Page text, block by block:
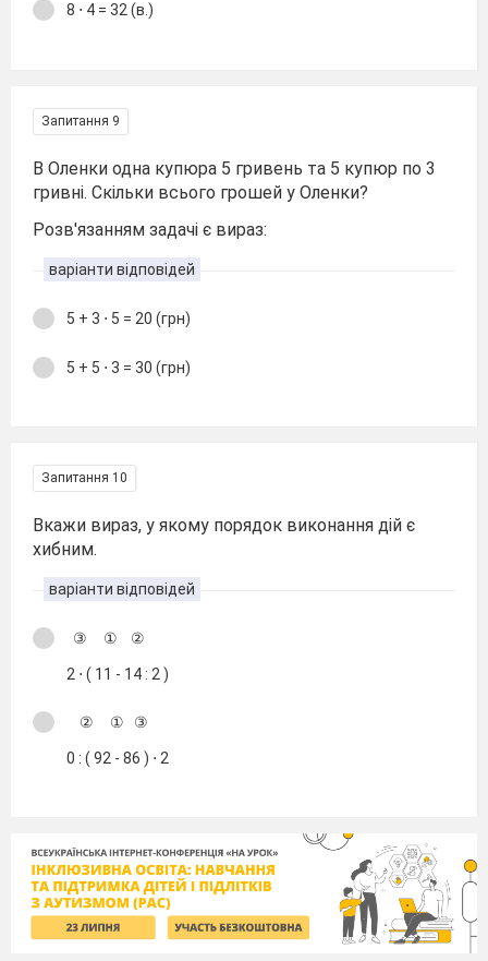
8 ⋅ 4 = 32 (в.)
Запитання 9
В Оленки одна купюра 5 гривень та 5 купюр по 3
гривні. Скільки всього грошей у Оленки?
Розв'язанням задачі є вираз:
варіанти відповідей
5 + 3 ⋅ 5 = 20 (грн)
5 + 5 ⋅ 3 = 30 (грн)
Запитання 10
Вкажи вираз, у якому порядок виконання дій є
хибним.
варіанти відповідей
③ ① ②
2 ⋅ ( 11 - 14 : 2 )
② ① ③
0 : ( 92 - 86 ) ⋅ 2